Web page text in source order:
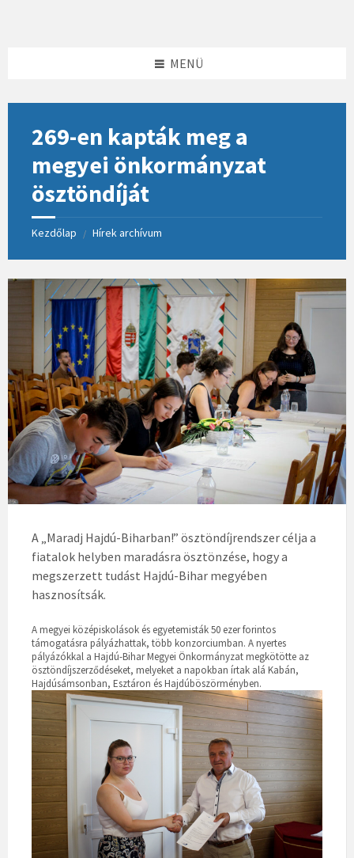
MENÜ
269-en kapták meg a
megyei önkormányzat
ösztöndíját
Kezdőlap / Hírek archívum
A „Maradj Hajdú-Biharban!” ösztöndíjrendszer célja a
fiatalok helyben maradásra ösztönzése, hogy a
megszerzett tudást Hajdú-Bihar megyében
hasznosítsák.
A megyei középiskolások és egyetemisták 50 ezer forintos
támogatásra pályázhattak, több konzorciumban. A nyertes
pályázókkal a Hajdú-Bihar Megyei Önkormányzat megkötötte az
ösztöndíjszerződéseket, melyeket a napokban írtak alá Kabán,
Hajdúsámsonban, Esztáron és Hajdúböszörményben.